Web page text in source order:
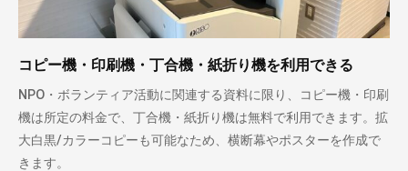
コピー機・印刷機・丁合機・紙折り機を利用できる
NPO・ボランティア活動に関連する資料に限り、コピー機・印刷
機は所定の料金で、丁合機・紙折り機は無料で利用できます。拡
大白黒/カラーコピーも可能なため、横断幕やポスターを作成で
きます。